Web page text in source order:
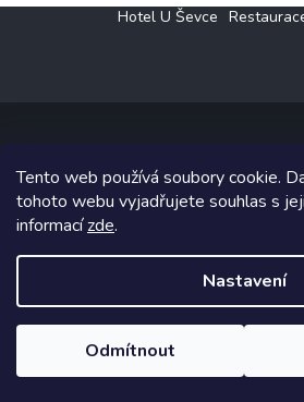
Tento web používá soubory cookie.
tohoto webu vyjadřujete souhlas s
informacízde.
Nastavení
Odmítnout
Hotel U Ševce
Copyright 2026Elektro Klesný s.r.o..
Grafický návrh vytvořil a na Shoptet
Shoptetak.cz.